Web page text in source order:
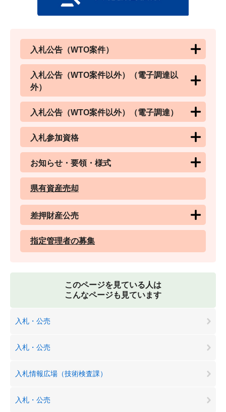
入札公告（WTO案件）
入札公告（WTO案件以外）（電子調達以
外）
入札公告（WTO案件以外）（電子調達）
入札参加資格
お知らせ・要領・様式
県有資産売却
差押財産公売
指定管理者の募集
このページを見ている人は
こんなページも見ています
入札・公売
入札・公売
入札情報広場（技術検査課）
入札・公売